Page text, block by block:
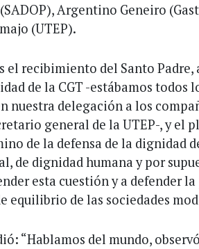
Argentino Geneiro
(UTEP).
el recibimiento del Santo Padre,
de la CGT -estábamos todos
nuestra delegación a los
general de la UTEP-, y el
de la defensa de la dignidad
de dignidad humana y por
esta cuestión y a defender
equilibrio de las sociedades
“Hablamos del mundo,